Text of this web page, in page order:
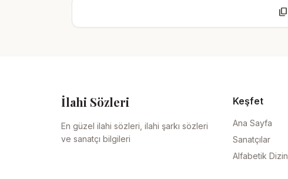
content_copy
İlahi Sözleri
En güzel ilahi sözleri, ilahi şarkı sözleri
ve sanatçı bilgileri
Keşfet
Ana Sayfa
Sanatçılar
Alfabetik Dizin